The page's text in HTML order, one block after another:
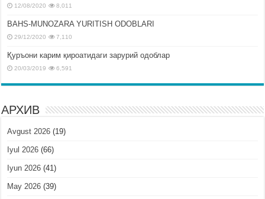
12/08/2020 8,011
BAHS-MUNOZARA YURITISH ODOBLARI
29/12/2020 7,110
Қуръони карим қироатидаги зарурий одоблар
20/03/2019 6,591
АРХИВ
Avgust 2026 (19)
Iyul 2026 (66)
Iyun 2026 (41)
May 2026 (39)